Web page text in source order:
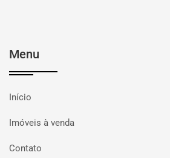
Menu
Início
Imóveis à venda
Contato